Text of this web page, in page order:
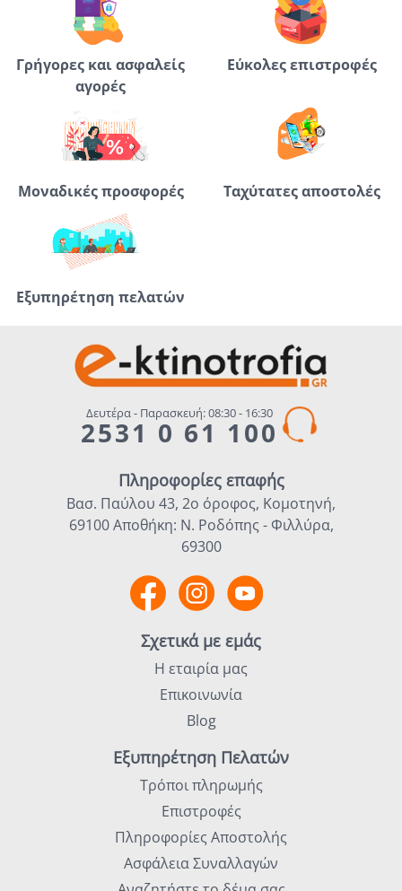
Γρήγορες και ασφαλείς
αγορές
Εύκολες επιστροφές
Μοναδικές προσφορές Ταχύτατες αποστολές
Εξυπηρέτηση πελατών
Δευτέρα - Παρασκευή: 08:30 - 16:30
2531 0 61 100
Πληροφορίες επαφής
Βασ. Παύλου 43, 2ο όροφος, Κομοτηνή,
69100 Αποθήκη: Ν. Ροδόπης - Φιλλύρα,
69300
Σχετικά με εμάς
Η εταιρία μας
Επικοινωνία
Blog
Εξυπηρέτηση Πελατών
Τρόποι πληρωμής
Επιστροφές
Πληροφορίες Αποστολής
Ασφάλεια Συναλλαγών